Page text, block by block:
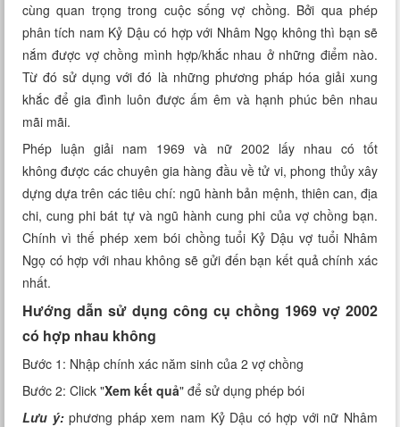
Phong thủy
Kinh Dịch
Văn Hoa Tâm linh
Xem ngày
Xem tuổi
Xem bói
Tướng số
Cung hoàng đạo
cùng quan trọng trong cuộc sống vợ chồng. Bởi qua phép
phân tích nam Kỷ Dậu có hợp với Nhâm Ngọ không thì bạn sẽ
nắm được vợ chồng mình hợp/khắc nhau ở những điểm nào.
Từ đó sử dụng với đó là những phương pháp hóa giải xung
khắc để gia đình luôn được ấm êm và hạnh phúc bên nhau
mãi mãi.
Phép luận giải nam 1969 và nữ 2002 lấy nhau có tốt
không được các chuyên gia hàng đầu về tử vi, phong thủy xây
dựng dựa trên các tiêu chí: ngũ hành bản mệnh, thiên can, địa
chi, cung phi bát tự và ngũ hành cung phi của vợ chồng bạn.
Chính vì thế phép xem bói chồng tuổi Kỷ Dậu vợ tuổi Nhâm
Ngọ có hợp với nhau không sẽ gửi đến bạn kết quả chính xác
nhất.
Hướng dẫn sử dụng công cụ chồng 1969 vợ 2002
có hợp nhau không
Bước 1: Nhập chính xác năm sinh của 2 vợ chồng
Bước 2: Click "Xem kết quả" để sử dụng phép bói
Lưu ý:phương pháp xem nam Kỷ Dậu có hợp với nữ Nhâm